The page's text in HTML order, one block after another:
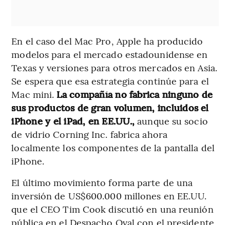
En el caso del Mac Pro, Apple ha producido
modelos para el mercado estadounidense en
Texas y versiones para otros mercados en Asia.
Se espera que esa estrategia continúe para el
Mac mini. La compañía no fabrica ninguno de
sus productos de gran volumen, incluidos el
iPhone y el iPad, en EE.UU., aunque su socio
de vidrio Corning Inc. fabrica ahora
localmente los componentes de la pantalla del
iPhone.
El último movimiento forma parte de una
inversión de US$600.000 millones en EE.UU.
que el CEO Tim Cook discutió en una reunión
pública en el Despacho Oval con el presidente